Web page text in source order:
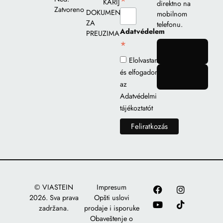
Zatvoreno DOKUMENTI
ZA
PREUZIMANJE
KARIJERA
Adatvédelem
*
Elolvastam
és elfogadom
az
Adatvédelmi
tájékoztatót
direktno na
mobilnom
telefonu.
© VIASTEIN
2026. Sva prava
zadržana.
Impresum
Opšti uslovi
prodaje i isporuke
Obaveštenje o